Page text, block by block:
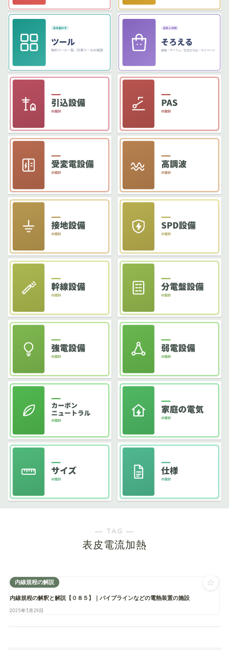
― TAG ―
表皮電流加熱
内線規程の解説
内線規程の解釈と解説【０８５】｜パイプラインなどの電熱装置の施設
2025年3月29日
☆